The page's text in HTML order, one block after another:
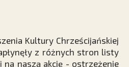
Kultury Chrześcijańskiej
z różnych stron listy
na naszą akcję - ostrzeżenie